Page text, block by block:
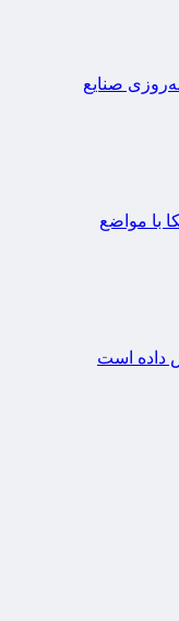
با مواضع
داده است